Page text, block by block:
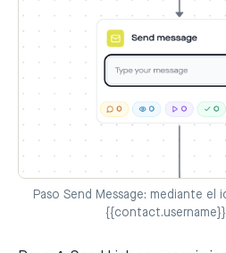
Paso Send Message: mediante el